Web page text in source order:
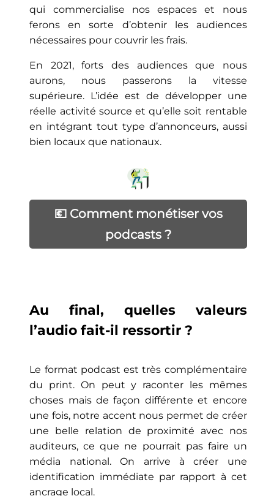
qui commercialise nos espaces et nous
ferons en sorte d’obtenir les audiences
nécessaires pour couvrir les frais.
En 2021, forts des audiences que nous
aurons, nous passerons la vitesse
supérieure. L’idée est de développer une
réelle activité source et qu’elle soit rentable
en intégrant tout type d’annonceurs, aussi
bien locaux que nationaux.
💶 Comment monétiser vos
podcasts ?
Au final, quelles valeurs
l’audio fait-il ressortir ?
Le format podcast est très complémentaire
du print. On peut y raconter les mêmes
choses mais de façon différente et encore
une fois, notre accent nous permet de créer
une belle relation de proximité avec nos
auditeurs, ce que ne pourrait pas faire un
média national. On arrive à créer une
identification immédiate par rapport à cet
ancrage local.